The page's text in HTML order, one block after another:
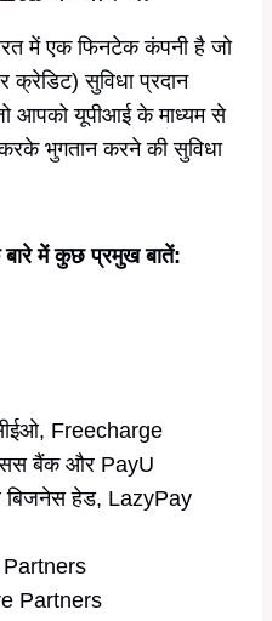
में एक फिनटेक कंपनी है जो
सुविधा प्रदान
आपको यूपीआई के माध्यम से
भुगतान करने की सुविधा
में कुछ प्रमुख बातें:
Freecharge
बैंक और PayU
बिजनेस हेड, LazyPay
Partners